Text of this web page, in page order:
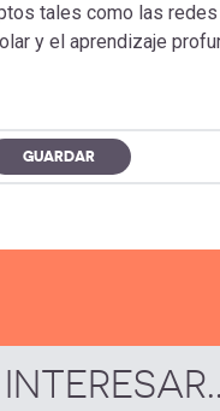
tales como las
y el aprendizaje
GUARDAR